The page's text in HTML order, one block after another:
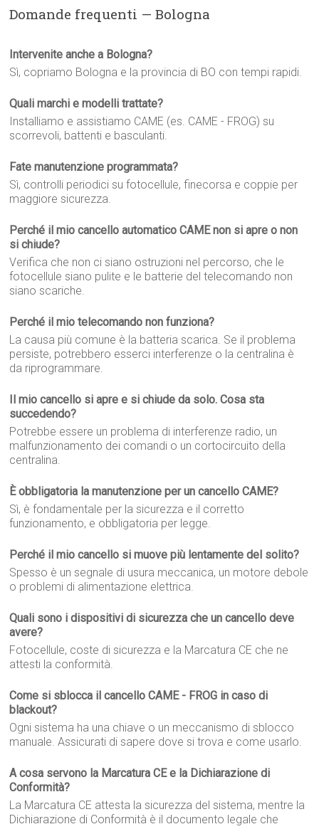
Domande frequenti — Bologna
Intervenite anche a Bologna?
Sì, copriamo Bologna e la provincia di BO con tempi rapidi.
Quali marchi e modelli trattate?
Installiamo e assistiamo CAME (es. CAME - FROG) su
scorrevoli, battenti e basculanti.
Fate manutenzione programmata?
Sì, controlli periodici su fotocellule, finecorsa e coppie per
maggiore sicurezza.
Perché il mio cancello automatico CAME non si apre o non
si chiude?
Verifica che non ci siano ostruzioni nel percorso, che le
fotocellule siano pulite e le batterie del telecomando non
siano scariche.
Perché il mio telecomando non funziona?
La causa più comune è la batteria scarica. Se il problema
persiste, potrebbero esserci interferenze o la centralina è
da riprogrammare.
Il mio cancello si apre e si chiude da solo. Cosa sta
succedendo?
Potrebbe essere un problema di interferenze radio, un
malfunzionamento dei comandi o un cortocircuito della
centralina.
È obbligatoria la manutenzione per un cancello CAME?
Sì, è fondamentale per la sicurezza e il corretto
funzionamento, e obbligatoria per legge.
Perché il mio cancello si muove più lentamente del solito?
Spesso è un segnale di usura meccanica, un motore debole
o problemi di alimentazione elettrica.
Quali sono i dispositivi di sicurezza che un cancello deve
avere?
Fotocellule, coste di sicurezza e la Marcatura CE che ne
attesti la conformità.
Come si sblocca il cancello CAME - FROG in caso di
blackout?
Ogni sistema ha una chiave o un meccanismo di sblocco
manuale. Assicurati di sapere dove si trova e come usarlo.
A cosa servono la Marcatura CE e la Dichiarazione di
Conformità?
La Marcatura CE attesta la sicurezza del sistema, mentre la
Dichiarazione di Conformità è il documento legale che